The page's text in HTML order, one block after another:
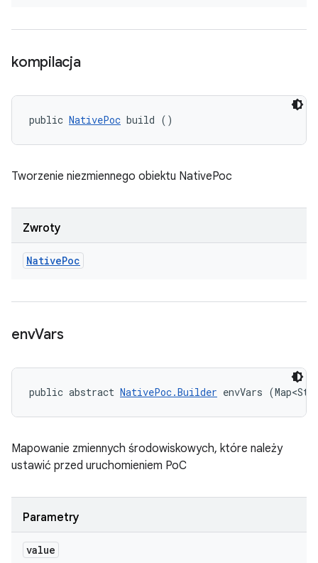
kompilacja
public NativePoc build ()
Tworzenie niezmiennego obiektu NativePoc
Zwroty
NativePoc
envVars
public abstract NativePoc.Builder envVars
Mapowanie zmiennych środowiskowych, które należy
ustawić przed uruchomieniem PoC
Parametry
value